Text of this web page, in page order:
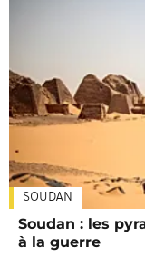
SOUDAN
Soudan : les
à la guerre